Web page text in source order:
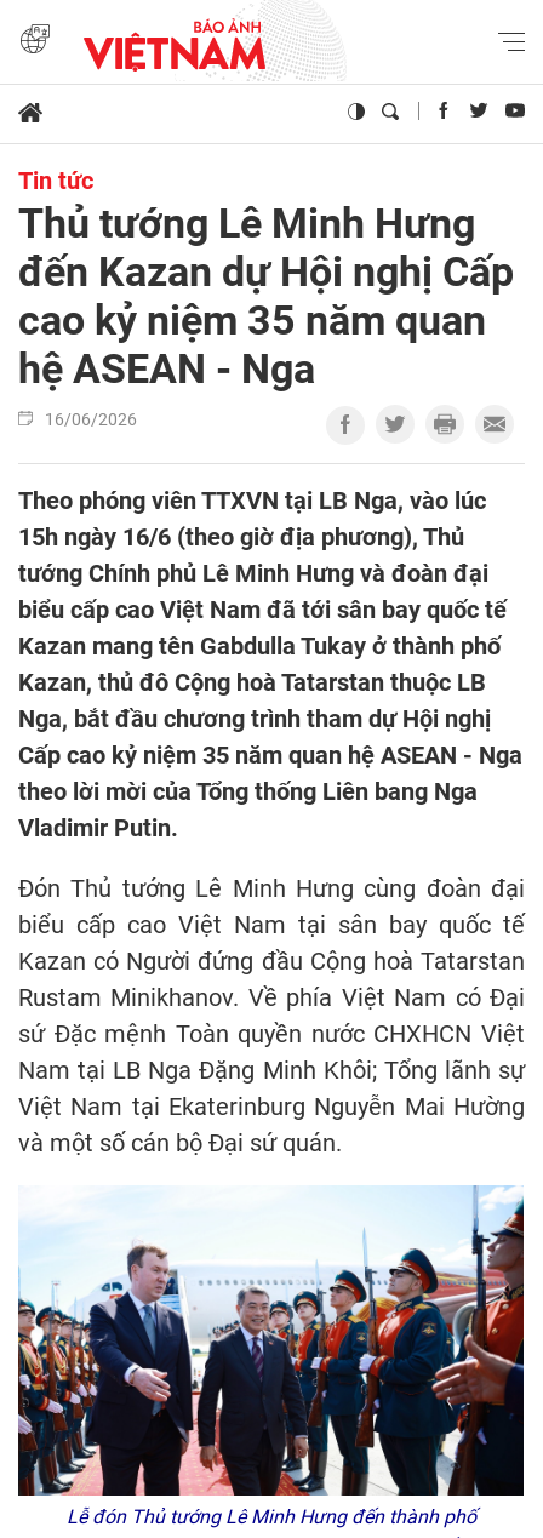
Tin tức
Thủ tướng Lê Minh Hưng
đến Kazan dự Hội nghị Cấp
cao kỷ niệm 35 năm quan
hệ ASEAN - Nga
16/06/2026
Theo phóng viên TTXVN tại LB Nga, vào lúc
15h ngày 16/6 (theo giờ địa phương), Thủ
tướng Chính phủ Lê Minh Hưng và đoàn đại
biểu cấp cao Việt Nam đã tới sân bay quốc tế
Kazan mang tên Gabdulla Tukay ở thành phố
Kazan, thủ đô Cộng hoà Tatarstan thuộc LB
Nga, bắt đầu chương trình tham dự Hội nghị
Cấp cao kỷ niệm 35 năm quan hệ ASEAN - Nga
theo lời mời của Tổng thống Liên bang Nga
Vladimir Putin.
Đón Thủ tướng Lê Minh Hưng cùng đoàn đại
biểu cấp cao Việt Nam tại sân bay quốc tế
Kazan có Người đứng đầu Cộng hoà Tatarstan
Rustam Minikhanov. Về phía Việt Nam có Đại
sứ Đặc mệnh Toàn quyền nước CHXHCN Việt
Nam tại LB Nga Đặng Minh Khôi; Tổng lãnh sự
Việt Nam tại Ekaterinburg Nguyễn Mai Hường
và một số cán bộ Đại sứ quán.
Lễ đón Thủ tướng Lê Minh Hưng đến thành phố